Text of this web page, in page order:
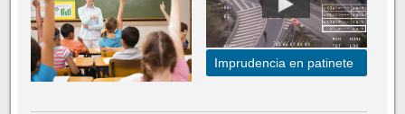
Imprudencia en patinete